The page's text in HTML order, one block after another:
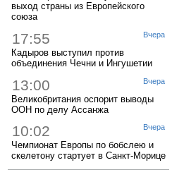
выход страны из Европейского
союза
Вчера
17:55
Кадыров выступил против
объединения Чечни и Ингушетии
Вчера
13:00
Великобритания оспорит выводы
ООН по делу Ассанжа
Вчера
10:02
Чемпионат Европы по бобслею и
скелетону стартует в Санкт-Морице